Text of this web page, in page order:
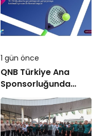
1 gün önce
QNB Türkiye Ana
Sponsorluğunda
Türkiye’nin İlk Padel
Türkiye Şampiyonası
Başlıyor